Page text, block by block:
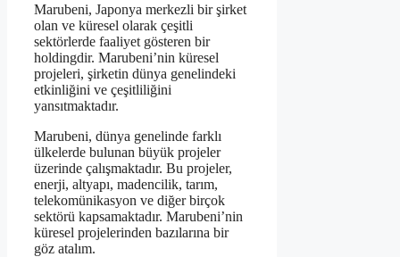
Marubeni, Japonya merkezli bir şirket
olan ve küresel olarak çeşitli
sektörlerde faaliyet gösteren bir
holdingdir. Marubeni’nin küresel
projeleri, şirketin dünya genelindeki
etkinliğini ve çeşitliliğini
yansıtmaktadır.
Marubeni, dünya genelinde farklı
ülkelerde bulunan büyük projeler
üzerinde çalışmaktadır. Bu projeler,
enerji, altyapı, madencilik, tarım,
telekomünikasyon ve diğer birçok
sektörü kapsamaktadır. Marubeni’nin
küresel projelerinden bazılarına bir
göz atalım.